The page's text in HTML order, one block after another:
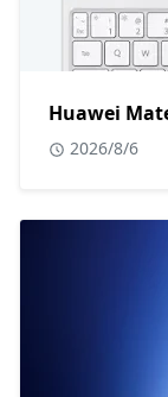
Huawei
2026/8/6